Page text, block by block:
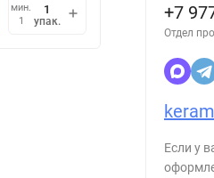
мин.
1
упак. В
+7
Отдел
Если у